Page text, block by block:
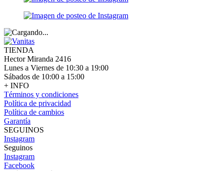
TIENDA
Hector Miranda 2416
Lunes a Viernes de 10:30 a 19:00
Sábados de 10:00 a 15:00
+ INFO
Términos y condiciones
Política de privacidad
Política de cambios
Garantía
SEGUINOS
Instagram
Seguinos
Instagram
Facebook